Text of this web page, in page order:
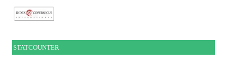
STATCOUNTER